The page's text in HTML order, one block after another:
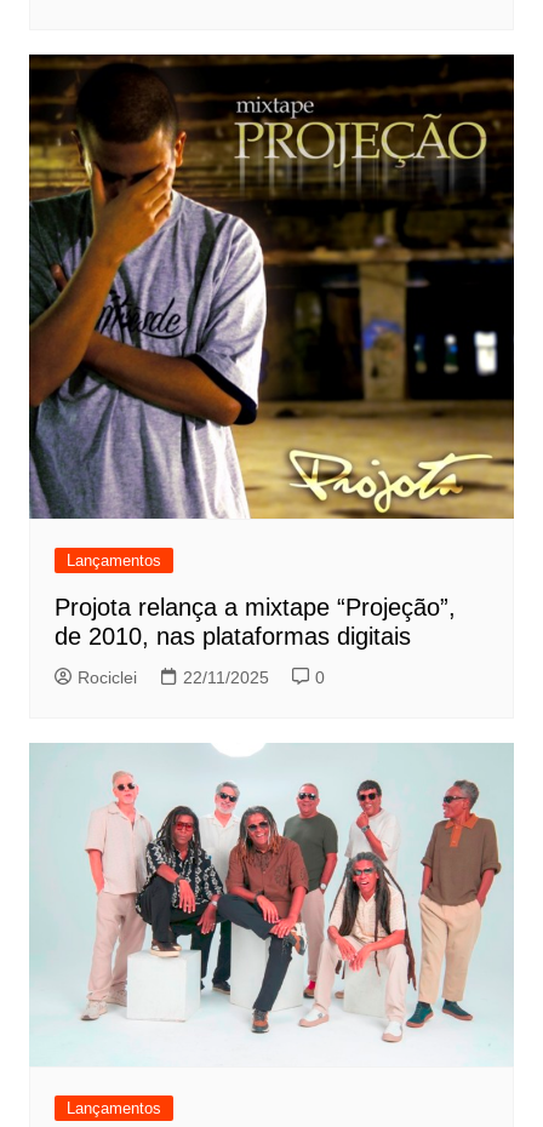
Lançamentos
Projota relança a mixtape “Projeção”,
de 2010, nas plataformas digitais
Rociclei 22/11/2025 0
Lançamentos